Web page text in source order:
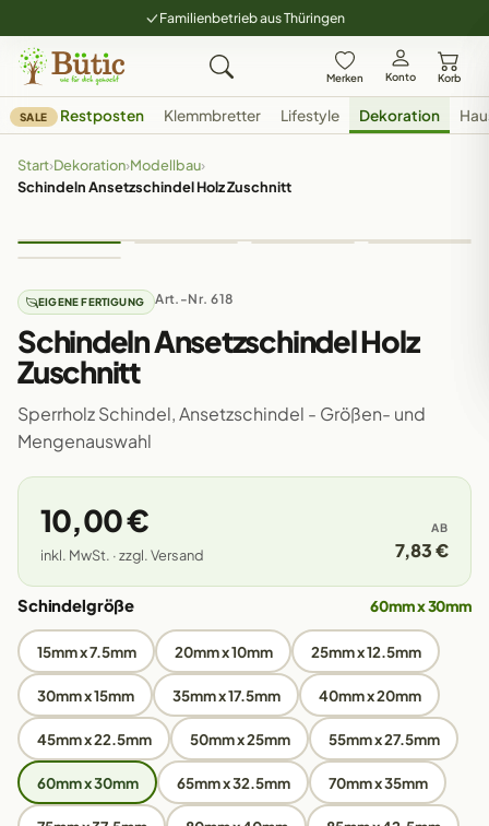
Familienbetrieb aus Thüringen
Merken Konto Korb
SALE Restposten Klemmbretter Lifestyle Dekoration
Start›Dekoration›Modellbau›
Schindeln Ansetzschindel Holz Zuschnitt
EIGENE FERTIGUNG Art.-Nr. 618
Schindeln Ansetzschindel Holz
Zuschnitt
Sperrholz Schindel, Ansetzschindel - Größen- und
Mengenauswahl
10,00 €
inkl. MwSt. · zzgl. Versand
AB
7,83 €
Schindelgröße 60mm x 30mm
15mm x 7.5mm 20mm x 10mm 25mm x 12.5mm
30mm x 15mm 35mm x 17.5mm 40mm x 20mm
45mm x 22.5mm 50mm x 25mm 55mm x 27.5mm
60mm x 30mm 65mm x 32.5mm 70mm x 35mm